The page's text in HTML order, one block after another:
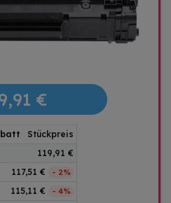
€
Stückpreis
119,91 €
117,51 € - 2%
115,11 € - 4%